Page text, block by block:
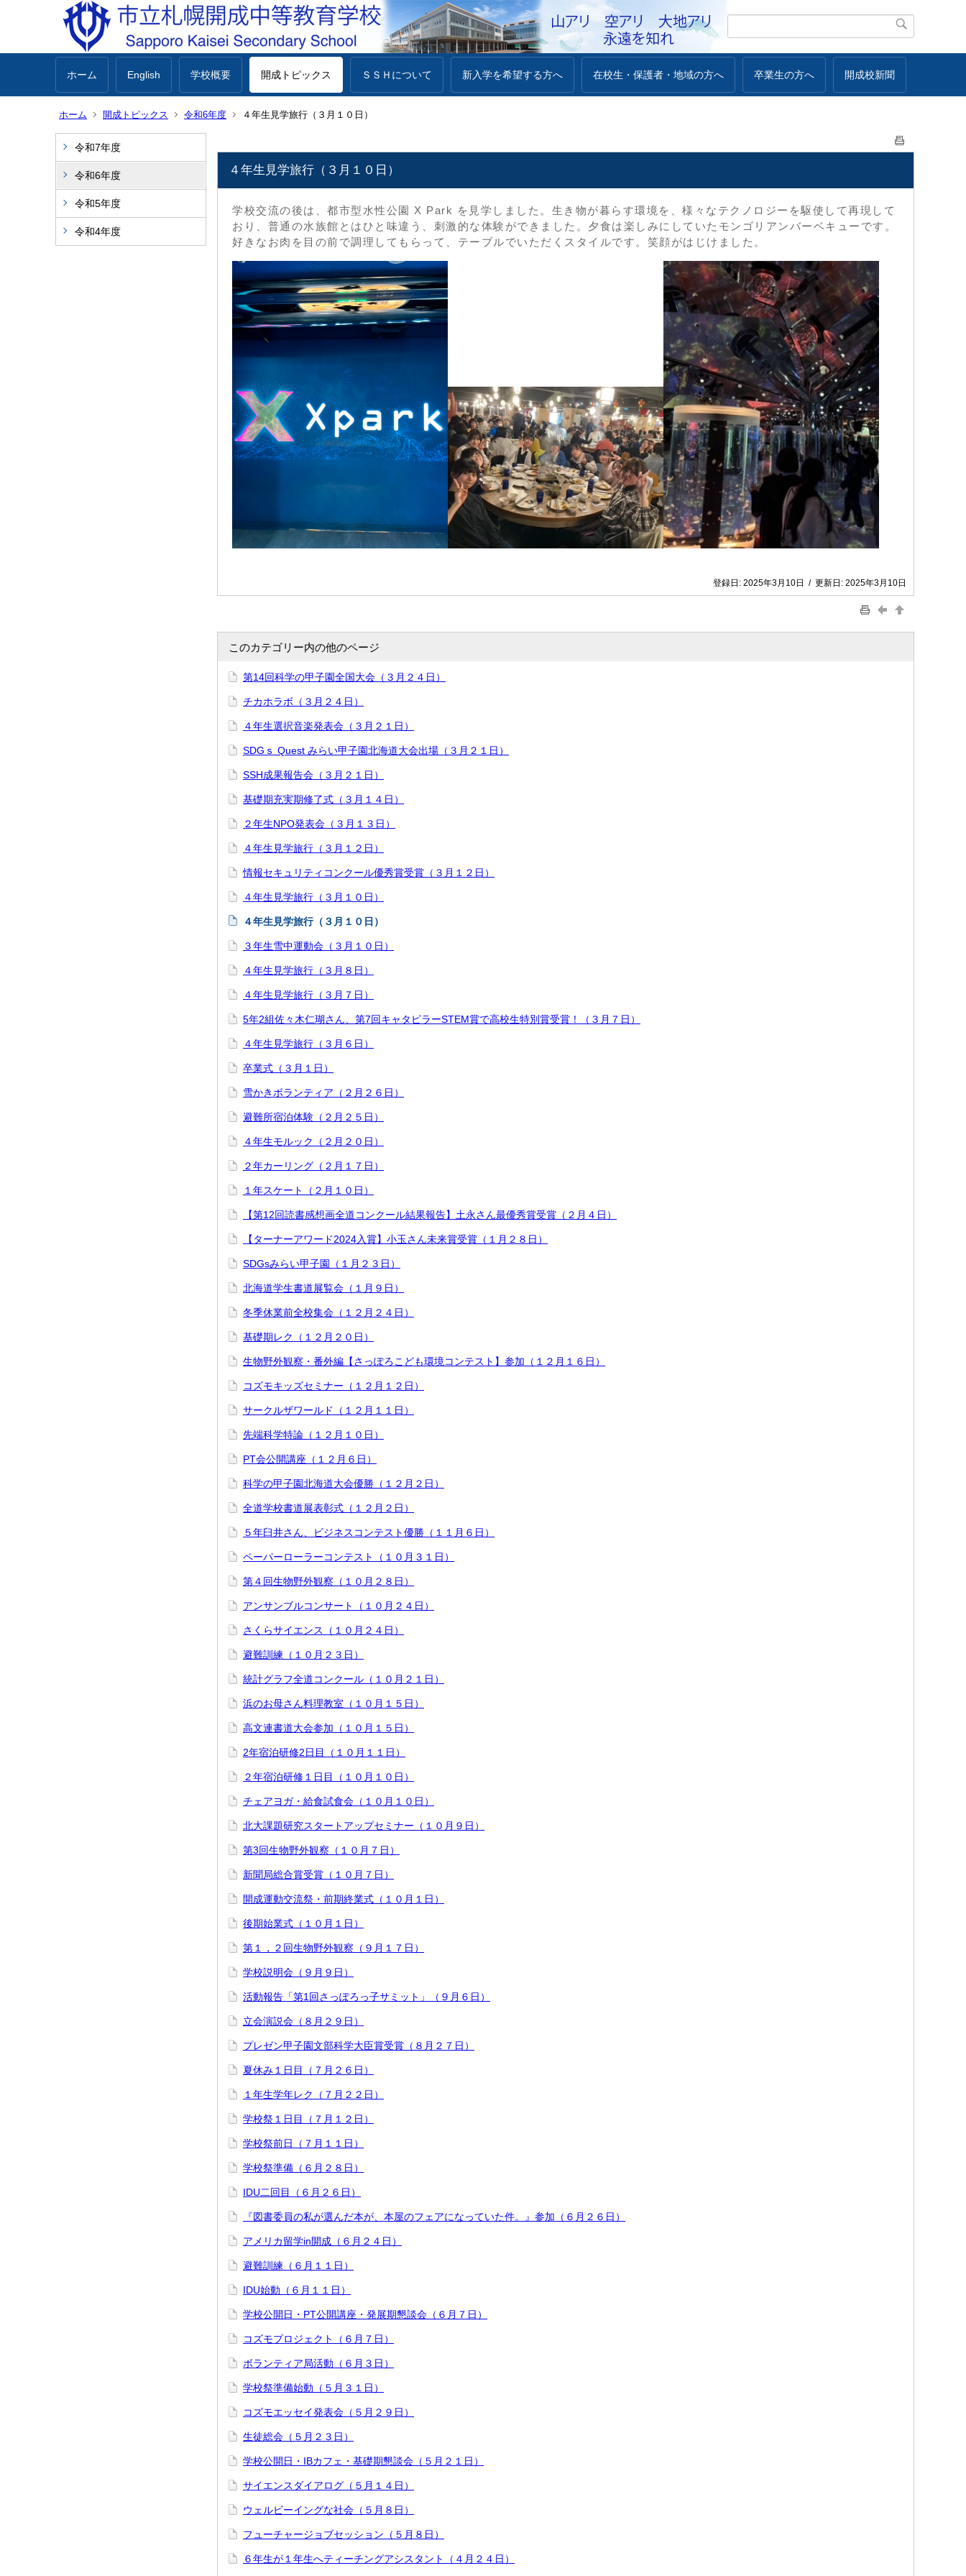
ホーム English 学校概要 開成トピックス ＳＳＨについて 新入学を希望する方へ 在校生・保護者・地域の方へ 卒業生の方へ 開成校新聞
ホーム 開成トピックス 令和6年度 ４年生見学旅行（３月１０日）
令和7年度
令和6年度
令和5年度
令和4年度
４年生見学旅行（３月１０日）
学校交流の後は、都市型水性公園 X Park を見学しました。 生き物が暮らす環境を、様々なテクノロジーを駆使して再現して
おり、普通の水族館とはひと味違う、刺激的な体験ができました。 夕食は楽しみにしていたモンゴリアンバーベキューです。
好きなお肉を目の前で調理してもらって、テーブルでいただくスタイルです。 笑顔がはじけました。
登録日: 2025年3月10日 / 更新日: 2025年3月10日
このカテゴリー内の他のページ
第14回科学の甲子園全国大会（３月２４日）
チカホラボ（３月２４日）
４年生選択音楽発表会（３月２１日）
SDGｓ Quest みらい甲子園北海道大会出場（３月２１日）
SSH成果報告会（３月２１日）
基礎期充実期修了式（３月１４日）
２年生NPO発表会（３月１３日）
４年生見学旅行（３月１２日）
情報セキュリティコンクール優秀賞受賞（３月１２日）
４年生見学旅行（３月１０日）
４年生見学旅行（３月１０日）
３年生雪中運動会（３月１０日）
４年生見学旅行（３月８日）
４年生見学旅行（３月７日）
5年2組佐々木仁瑚さん、第7回キャタピラーSTEM賞で高校生特別賞受賞！（３月７日）
４年生見学旅行（３月６日）
卒業式（３月１日）
雪かきボランティア（２月２６日）
避難所宿泊体験（２月２５日）
４年生モルック（２月２０日）
２年カーリング（２月１７日）
１年スケート（２月１０日）
【第12回読書感想画全道コンクール結果報告】土永さん最優秀賞受賞（２月４日）
【ターナーアワード2024入賞】小玉さん未来賞受賞（１月２８日）
SDGsみらい甲子園（１月２３日）
北海道学生書道展覧会（１月９日）
冬季休業前全校集会（１２月２４日）
基礎期レク（１２月２０日）
生物野外観察・番外編【さっぽろこども環境コンテスト】参加（１２月１６日）
コズモキッズセミナー（１２月１２日）
サークルザワールド（１２月１１日）
先端科学特論（１２月１０日）
PT会公開講座（１２月６日）
科学の甲子園北海道大会優勝（１２月２日）
全道学校書道展表彰式（１２月２日）
５年臼井さん、ビジネスコンテスト優勝（１１月６日）
ペーパーローラーコンテスト（１０月３１日）
第４回生物野外観察（１０月２８日）
アンサンブルコンサート（１０月２４日）
さくらサイエンス（１０月２４日）
避難訓練（１０月２３日）
統計グラフ全道コンクール（１０月２１日）
浜のお母さん料理教室（１０月１５日）
高文連書道大会参加（１０月１５日）
2年宿泊研修2日目（１０月１１日）
２年宿泊研修１日目（１０月１０日）
チェアヨガ・給食試食会（１０月１０日）
北大課題研究スタートアップセミナー（１０月９日）
第3回生物野外観察（１０月７日）
新聞局総合賞受賞（１０月７日）
開成運動交流祭・前期終業式（１０月１日）
後期始業式（１０月１日）
第１，２回生物野外観察（９月１７日）
学校説明会（９月９日）
活動報告「第1回さっぽろっ子サミット」（９月６日）
立会演説会（８月２９日）
プレゼン甲子園文部科学大臣賞受賞（８月２７日）
夏休み１日目（７月２６日）
１年生学年レク（７月２２日）
学校祭１日目（７月１２日）
学校祭前日（７月１１日）
学校祭準備（６月２８日）
IDU二回目（６月２６日）
『図書委員の私が選んだ本が、本屋のフェアになっていた件。』参加（６月２６日）
アメリカ留学in開成（６月２４日）
避難訓練（６月１１日）
IDU始動（６月１１日）
学校公開日・PT公開講座・発展期懇談会（６月７日）
コズモプロジェクト（６月７日）
ボランティア局活動（６月３日）
学校祭準備始動（５月３１日）
コズモエッセイ発表会（５月２９日）
生徒総会（５月２３日）
学校公開日・IBカフェ・基礎期懇談会（５月２１日）
サイエンスダイアログ（５月１４日）
ウェルビーイングな社会（５月８日）
フューチャージョブセッション（５月８日）
６年生が１年生へティーチングアシスタント（４月２４日）